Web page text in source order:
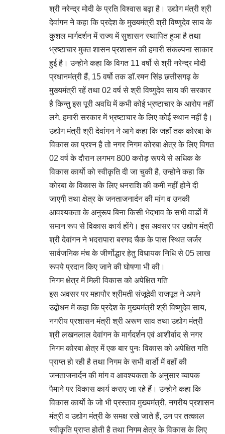
श्री नरेन्द्र मोदी के प्रति विश्वास बढ़ा है। उद्योग मंत्री श्री
देवांगन ने कहा कि प्रदेश के मुख्यमंत्री श्री विष्णुदेव साय के
कुशल मार्गदर्शन में राज्य में सुशासन स्थापित हुआ है तथा
भ्रष्टाचार मुक्त शासन प्रशासन की हमारी संकल्पना साकार
हुई है। उन्होने कहा कि विगत 11 वर्षो से श्री नरेन्द्र मोदी
प्रधानमंत्री हैं, 15 वर्षो तक डाॅ.रमन सिंह छत्तीसगढ़ के
मुख्यमंत्री रहें तथा 02 वर्ष से श्री विष्णुदेव साय की सरकार
है किन्तु इस पूरी अवधि में कभी कोई भ्रष्टाचार के आरोप नहीं
लगे, हमारी सरकार में भ्रष्टाचार के लिए कोई स्थान नहीं है।
उद्योग मंत्री श्री देवांगन ने आगे कहा कि जहाॅं तक कोरबा के
विकास का प्रश्न है तो नगर निगम कोरबा क्षेत्र के लिए विगत
02 वर्ष के दौरान लगभग 800 करोड़ रूपये से अधिक के
विकास कार्यो को स्वीकृति दी जा चुकी है, उन्होने कहा कि
कोरबा के विकास के लिए धनराशि की कमी नहीं होने दी
जाएगी तथा क्षेत्र के जनताजनार्दन की मांग व उनकी
आवश्यकता के अनुरूप बिना किसी भेदभाव के सभी वार्डो में
समान रूप से विकास कार्य होंगे। इस अवसर पर उद्योग मंत्री
श्री देवांगन ने भदरापारा बरगद चैक के पास स्थित जर्जर
सार्वजनिक मंच के जीर्णोद्धार हेतु विधायक निधि से 05 लाख
रूपये प्रदान किए जाने की घोषणा भी की।
निगम क्षेत्र में मिली विकास को अपेक्षित गति
इस अवसर पर महापौर श्रीमती संजूदेवी राजपूत ने अपने
उद्बोधन में कहा कि प्रदेश के मुख्यमंत्री श्री विष्णुदेव साय,
नगरीय प्रशासन मंत्री श्री अरूण साव तथा उद्योग मंत्री
श्री लखनलाल देवांगन के मार्गदर्शन एवं आशीर्वाद से नगर
निगम कोरबा क्षेत्र में एक बार पुनः विकास को अपेक्षित गति
प्राप्त हो रही है तथा निगम के सभी वार्डो में वहाॅं की
जनताजनार्दन की मांग व आवश्यकता के अनुसार व्यापक
पैमाने पर विकास कार्य कराए जा रहे हैं। उन्होने कहा कि
विकास कार्यो के जो भी प्रस्ताव मुख्यमंत्री, नगरीय प्रशासन
मंत्री व उद्योग मंत्री के समक्ष रखे जाते हैं, उन पर तत्काल
स्वीकृति प्राप्त होती है तथा निगम क्षेत्र के विकास के लिए